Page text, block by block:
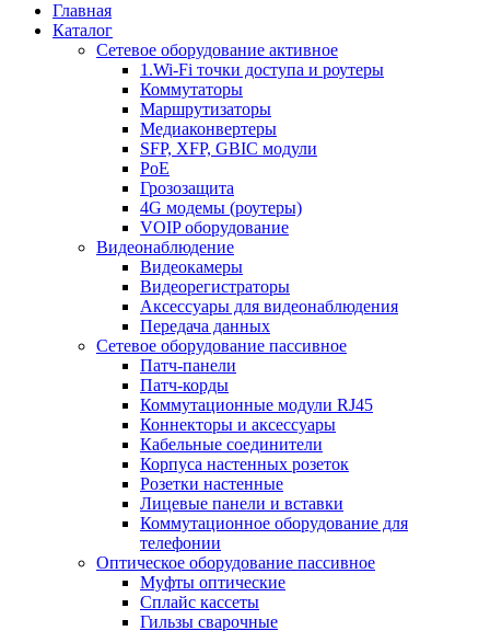
Главная
Каталог
Сетевое оборудование активное
1.Wi-Fi точки доступа и роутеры
Коммутаторы
Маршрутизаторы
Медиаконвертеры
SFP, XFP, GBIC модули
PoE
Грозозащита
4G модемы (роутеры)
VOIP оборудование
Видеонаблюдение
Видеокамеры
Видеорегистраторы
Аксессуары для видеонаблюдения
Передача данных
Сетевое оборудование пассивное
Патч-панели
Патч-корды
Коммутационные модули RJ45
Коннекторы и аксессуары
Кабельные соединители
Корпуса настенных розеток
Розетки настенные
Лицевые панели и вставки
Коммутационное оборудование для
телефонии
Оптическое оборудование пассивное
Муфты оптические
Сплайс кассеты
Гильзы сварочные